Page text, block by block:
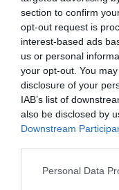
section to confirm
opt-out request is
interest-based ads
us or personal
your opt-out. You
disclosure of your
IAB’s list of
also be disclosed by
Downstream
Personal Data